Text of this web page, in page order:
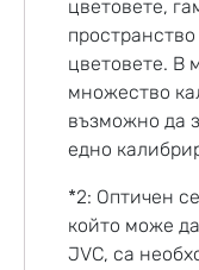
цветовете,
цветовете. В
множество
възможно да
едно
*2: Оптичен
който може
JVC, са